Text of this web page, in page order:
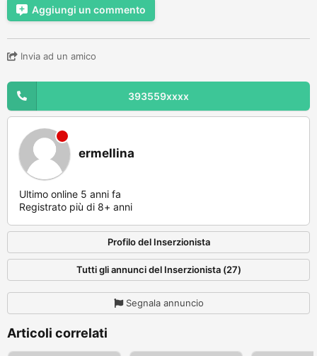
Aggiungi un commento
Invia ad un amico
393559xxxx
ermellina
Ultimo online 5 anni fa
Registrato più di 8+ anni
Profilo del Inserzionista
Tutti gli annunci del Inserzionista (27)
Segnala annuncio
Articoli correlati